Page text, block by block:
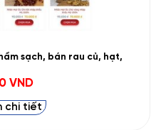
sạch, bán rau củ, hạt,
VND.
VNDGiá
tại
là:
850.000 VND.
chi tiết